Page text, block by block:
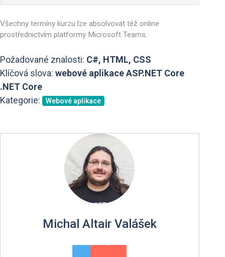
Všechny termíny kurzu lze absolvovat též online
prostřednictvím platformy Microsoft Teams.
Požadované znalosti: C#, HTML, CSS
Klíčová slova: webové aplikace ASP.NET Core
.NET Core
Kategorie:
Webové aplikace
Michal Altair Valášek